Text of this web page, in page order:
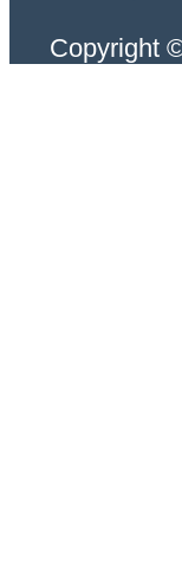
Copyright